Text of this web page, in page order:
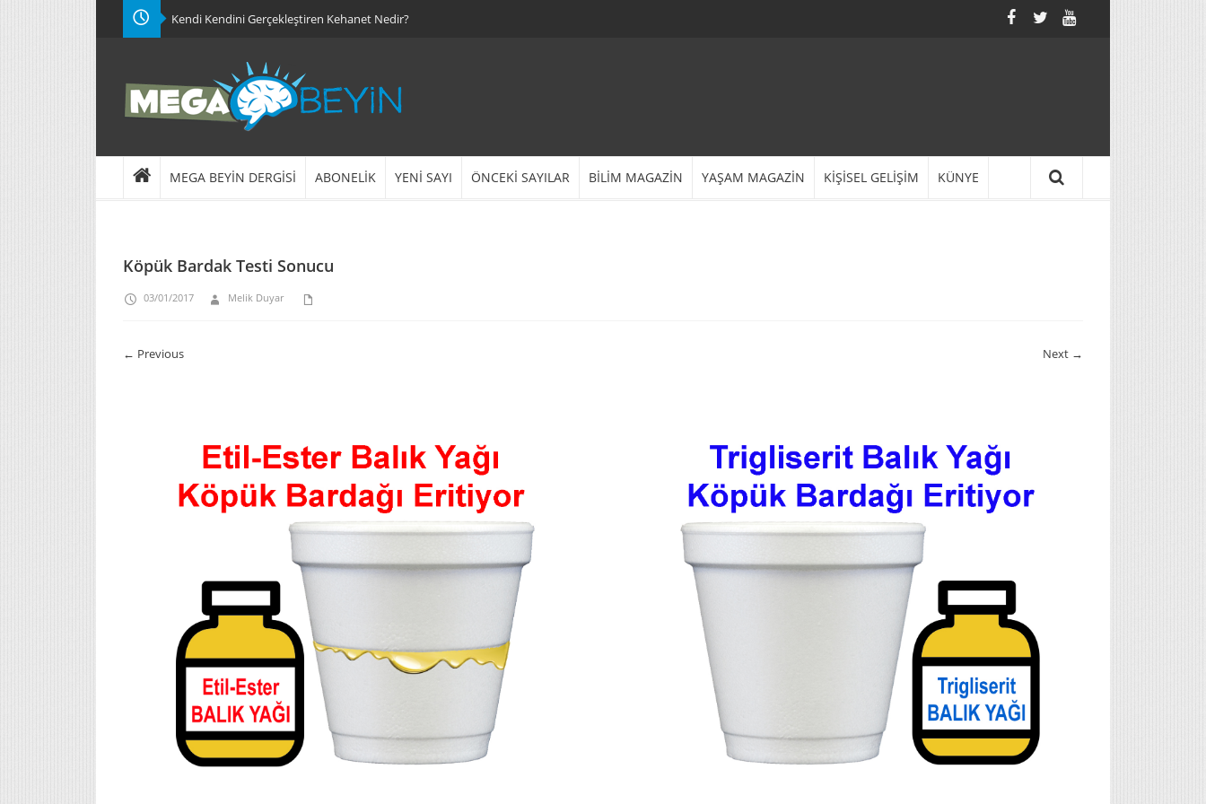
Kendi Kendini Gerçekleştiren Kehanet Nedir?
MEGA BEYİN DERGİSİ ABONELİK YENİ SAYI ÖNCEKİ SAYILAR BİLİM MAGAZİN YAŞAM MAGAZİN KİŞİSEL GELİŞİM KÜNYE
Köpük Bardak Testi Sonucu
03/01/2017 Melik Duyar
← Previous Next →